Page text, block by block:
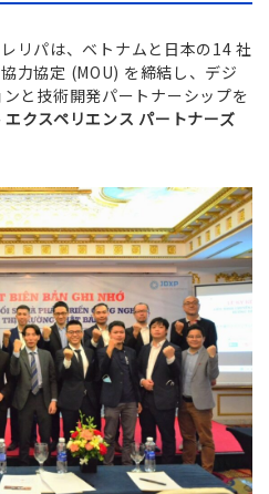
リパは、ベトナムと日本の14 社
力協定 (MOU) を締結し、デジ
と技術開発パートナーシップを
エクスペリエンス パートナーズ